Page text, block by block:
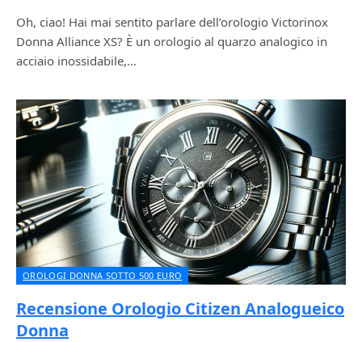
Oh, ciao! Hai mai sentito parlare dell’orologio Victorinox
Donna Alliance XS? È un orologio al quarzo analogico in
acciaio inossidabile,…
OROLOGI DONNA SOTTO 500 EURO
Recensione Orologio Citizen Analogueico
Donna